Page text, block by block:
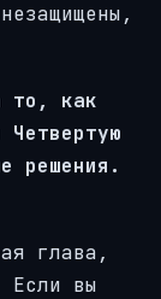
то, как
Четвертую
решения.
глава,
Если вы